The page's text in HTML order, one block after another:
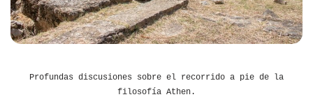
Profundas discusiones sobre el recorrido a pie de la
filosofía Athen.